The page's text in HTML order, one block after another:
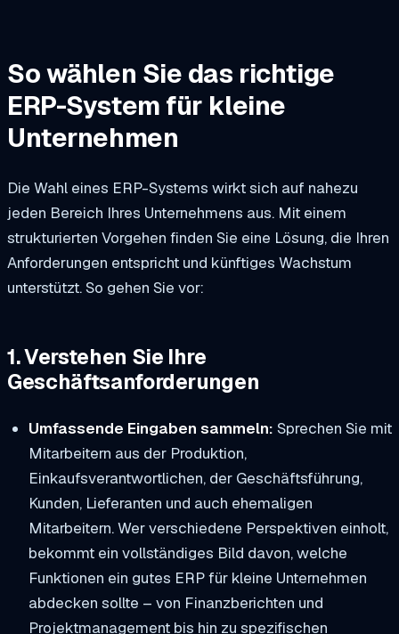
So wählen Sie das richtige
ERP-System für kleine
Unternehmen
Die Wahl eines ERP-Systems wirkt sich auf nahezu
jeden Bereich Ihres Unternehmens aus. Mit einem
strukturierten Vorgehen finden Sie eine Lösung, die Ihren
Anforderungen entspricht und künftiges Wachstum
unterstützt. So gehen Sie vor:
1. Verstehen Sie Ihre
Geschäftsanforderungen
Umfassende Eingaben sammeln: Sprechen Sie mit
Mitarbeitern aus der Produktion,
Einkaufsverantwortlichen, der Geschäftsführung,
Kunden, Lieferanten und auch ehemaligen
Mitarbeitern. Wer verschiedene Perspektiven einholt,
bekommt ein vollständiges Bild davon, welche
Funktionen ein gutes ERP für kleine Unternehmen
abdecken sollte – von Finanzberichten und
Projektmanagement bis hin zu spezifischen